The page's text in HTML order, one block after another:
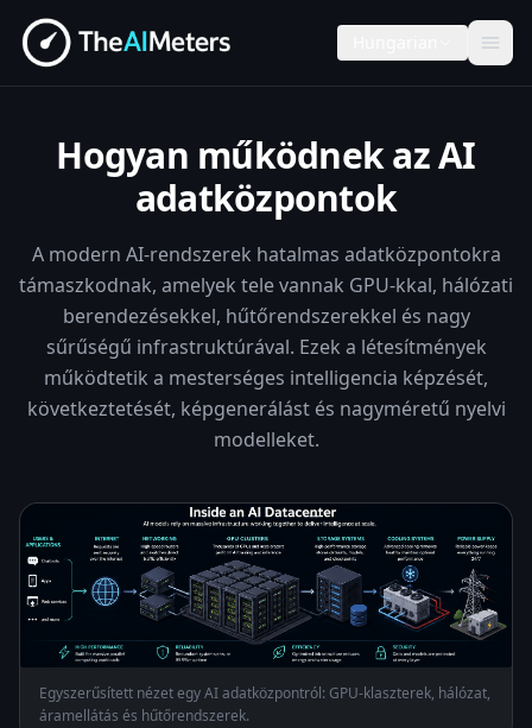
Hogyan működnek az AI
adatközpontok
A modern AI-rendszerek hatalmas adatközpontokra
támaszkodnak, amelyek tele vannak GPU-kkal, hálózati
berendezésekkel, hűtőrendszerekkel és nagy
sűrűségű infrastruktúrával. Ezek a létesítmények
működtetik a mesterséges intelligencia képzését,
következtetését, képgenerálást és nagyméretű nyelvi
modelleket.
Egyszerűsített nézet egy AI adatközpontról: GPU-klaszterek, hálózat,
áramellátás és hűtőrendszerek.